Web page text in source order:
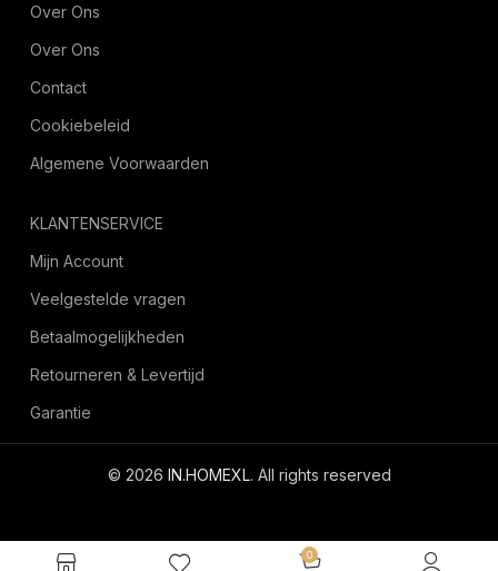
Over Ons
Over Ons
Contact
Cookiebeleid
Algemene Voorwaarden
KLANTENSERVICE
Mijn Account
Veelgestelde vragen
Betaalmogelijkheden
Retourneren & Levertijd
Garantie
© 2026 IN.HOMEXL. All rights reserved
0